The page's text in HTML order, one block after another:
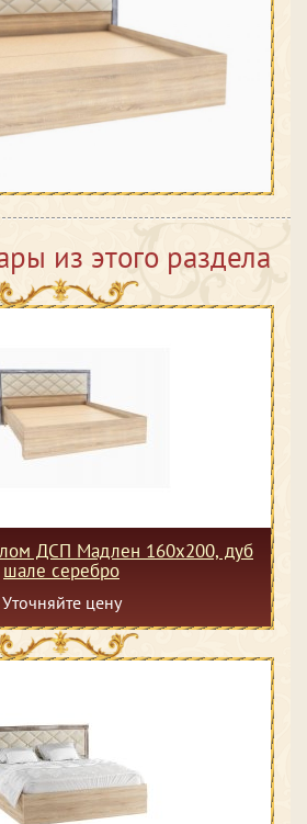
из этого раздела
ДСП Мадлен 160х200, дуб
шале серебро
Уточняйте цену